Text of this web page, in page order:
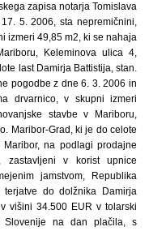
zapisa notarja Tomislava
5. 2006, sta nepremičnini,
izmeri 49,85 m2, ki se nahaja
Keleminova ulica 4,
last Damirja Battistija, stan.
pogodbe z dne 6. 3. 2006 in
drvarnico, v skupni izmeri
stavbe v Mariboru,
Maribor-Grad, ki je do celote
na podlagi prodajne
v korist upnice
jamstvom, Republika
do dolžnika Damirja
višini 34.500 EUR v tolarski
Slovenije na dan plačila, s